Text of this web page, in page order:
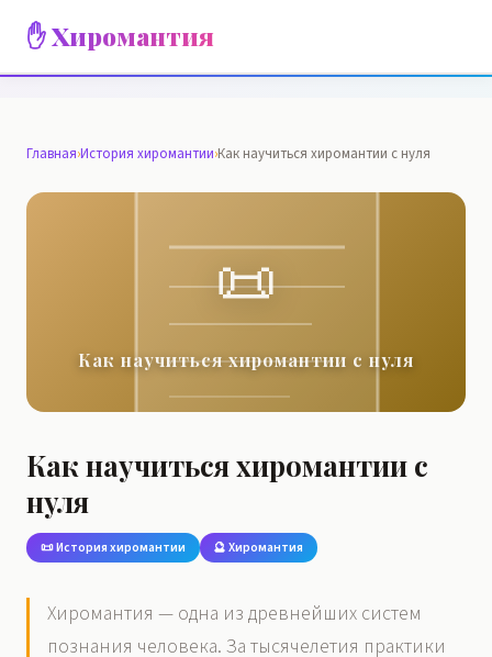
✋ Хиромантия
Главная›История хиромантии›Как научиться хиромантии с нуля
📜
Как научиться хиромантии с нуля
Как научиться хиромантии с
нуля
📜 История хиромантии 🔮 Хиромантия
Хиромантия — одна из древнейших систем
познания человека. За тысячелетия практики